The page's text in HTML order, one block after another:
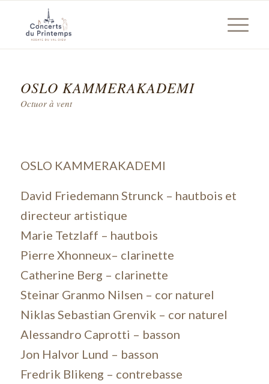
OSLO KAMMERAKADEMI
Octuor à vent
OSLO KAMMERAKADEMI
David Friedemann Strunck – hautbois et
directeur artistique
Marie Tetzlaff – hautbois
Pierre Xhonneux– clarinette
Catherine Berg – clarinette
Steinar Granmo Nilsen – cor naturel
Niklas Sebastian Grenvik – cor naturel
Alessandro Caprotti – basson
Jon Halvor Lund – basson
Fredrik Blikeng – contrebasse